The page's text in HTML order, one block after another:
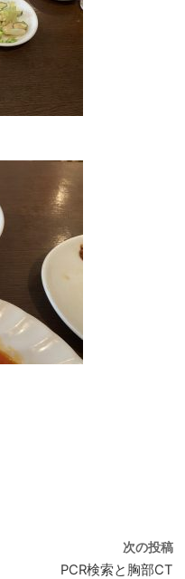
次の投稿
PCR検索と胸部CT